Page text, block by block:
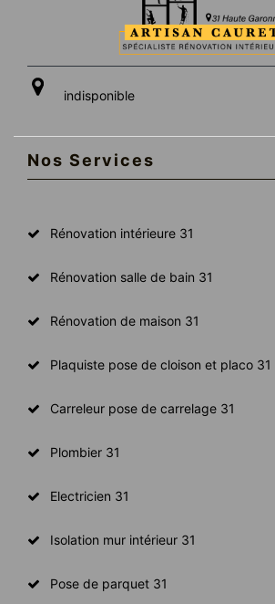
indisponible
Nos Services
Rénovation intérieure 31
Rénovation salle de bain 31
Rénovation de maison 31
Plaquiste pose de cloison et placo 31
Carreleur pose de carrelage 31
Plombier 31
Electricien 31
Isolation mur intérieur 31
Pose de parquet 31